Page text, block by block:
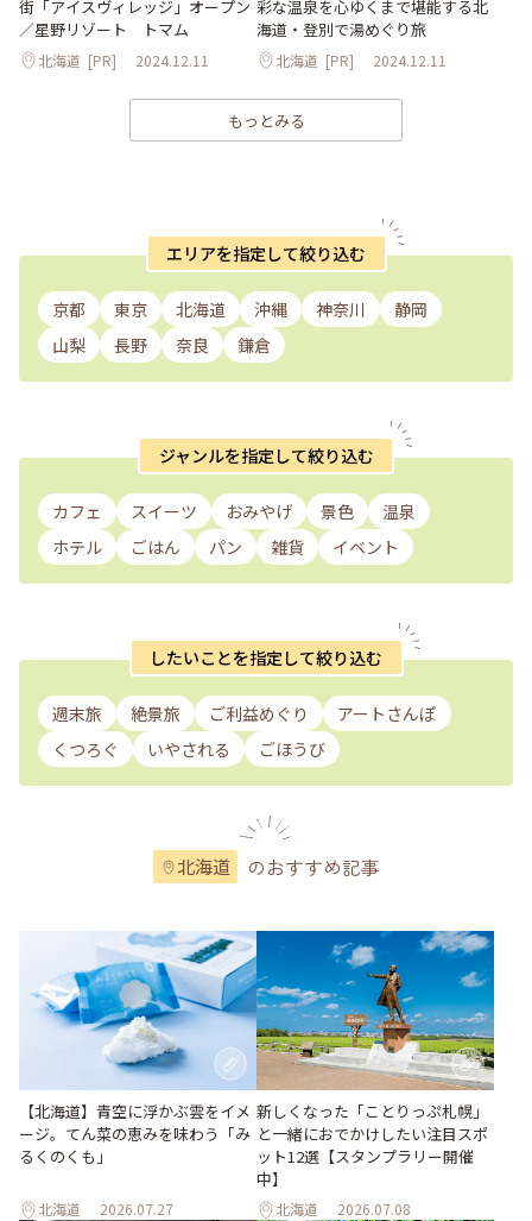
街「アイスヴィレッジ」オープン
／星野リゾート トマム
北海道 [PR] 2024.12.11
彩な温泉を心ゆくまで堪能する北
海道・登別で湯めぐり旅
北海道 [PR] 2024.12.11
もっとみる
エリアを指定して絞り込む
京都 東京 北海道 沖縄 神奈川
静岡
山梨
長野 奈良 鎌倉
ジャンルを指定して絞り込む
カフェ スイーツ おみやげ 景色
温泉
ホテル
ごはん パン 雑貨 イベント
したいことを指定して絞り込む
週末旅 絶景旅 ご利益めぐり
アートさんぽ
くつろぐ
いやされる ごほうび
北海道 のおすすめ記事
【北海道】青空に浮かぶ雲をイメ
ージ。てん菜の恵みを味わう「み
るくのくも」
北海道 2026.07.27
新しくなった「ことりっぷ札幌」
と一緒におでかけしたい注目スポ
ット12選【スタンプラリー開催
中】
北海道 2026.07.08